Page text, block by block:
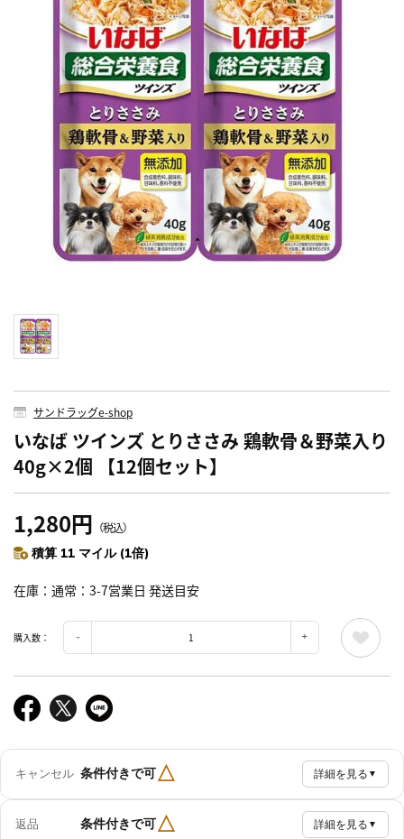
サンドラッグe-shop
いなば ツインズ とりささみ 鶏軟骨＆野菜入り
40g×2個 【12個セット】
1,280円 （税込）
積算 11 マイル (1倍)
在庫 通常：3-7営業日 発送目安
購入数：
キャンセル 条件付きで可△ 詳細を見る ▼
返品 条件付きで可△ 詳細を見る ▼